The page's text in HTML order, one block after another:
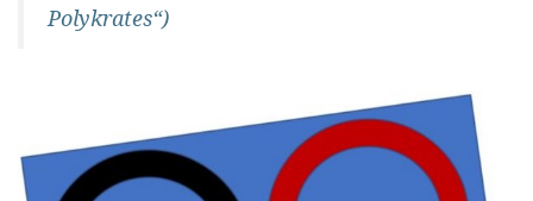
Polykrates“)